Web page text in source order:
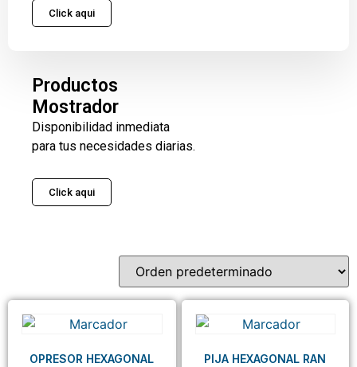
Click aqui
Productos
Mostrador
Disponibilidad inmediata
para tus necesidades diarias.
Click aqui
OPRESOR HEXAGONAL
PIJA HEXAGONAL RAN